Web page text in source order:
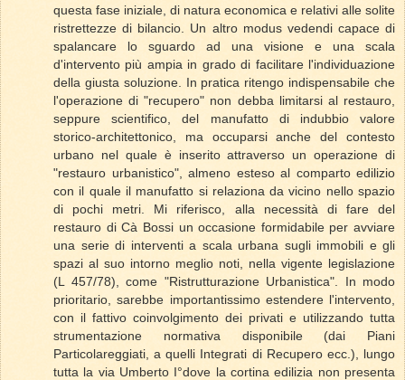
questa fase iniziale, di natura economica e relativi alle solite
ristrettezze di bilancio. Un altro modus vedendi capace di
spalancare lo sguardo ad una visione e una scala
d'intervento più ampia in grado di facilitare l'individuazione
della giusta soluzione. In pratica ritengo indispensabile che
l'operazione di "recupero" non debba limitarsi al restauro,
seppure scientifico, del manufatto di indubbio valore
storico-architettonico, ma occuparsi anche del contesto
urbano nel quale è inserito attraverso un operazione di
"restauro urbanistico", almeno esteso al comparto edilizio
con il quale il manufatto si relaziona da vicino nello spazio
di pochi metri. Mi riferisco, alla necessità di fare del
restauro di Cà Bossi un occasione formidabile per avviare
una serie di interventi a scala urbana sugli immobili e gli
spazi al suo intorno meglio noti, nella vigente legislazione
(L 457/78), come "Ristrutturazione Urbanistica". In modo
prioritario, sarebbe importantissimo estendere l'intervento,
con il fattivo coinvolgimento dei privati e utilizzando tutta
strumentazione normativa disponibile (dai Piani
Particolareggiati, a quelli Integrati di Recupero ecc.), lungo
tutta la via Umberto I°dove la cortina edilizia non presenta